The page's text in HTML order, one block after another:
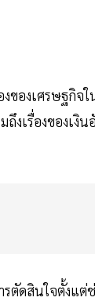
งของเศรษฐกิ
เรื่องของเงิ
รตัดสินใจตั้ง